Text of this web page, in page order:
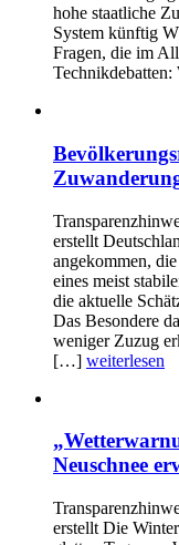
hohe staatliche
System künftig
Fragen, die im
erstellt
angekommen,
eines meist
die aktuelle
Das Besondere
weniger Zuzug
[…] weiterlesen
Neuschnee
erstellt Die